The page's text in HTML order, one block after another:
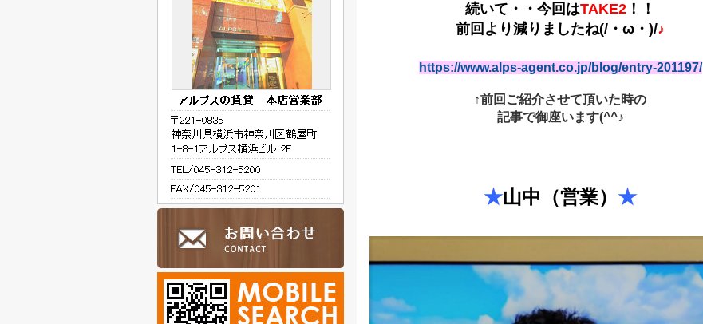
続いて・・今回はTAKE2 ！！
前回より減りましたね(/・ω・)/♪
https://www.alps-agent.co.jp/blog/entry-201197/
↑前回ご紹介させて頂いた時の
記事で御座います(^^♪
★山中（営業） ★